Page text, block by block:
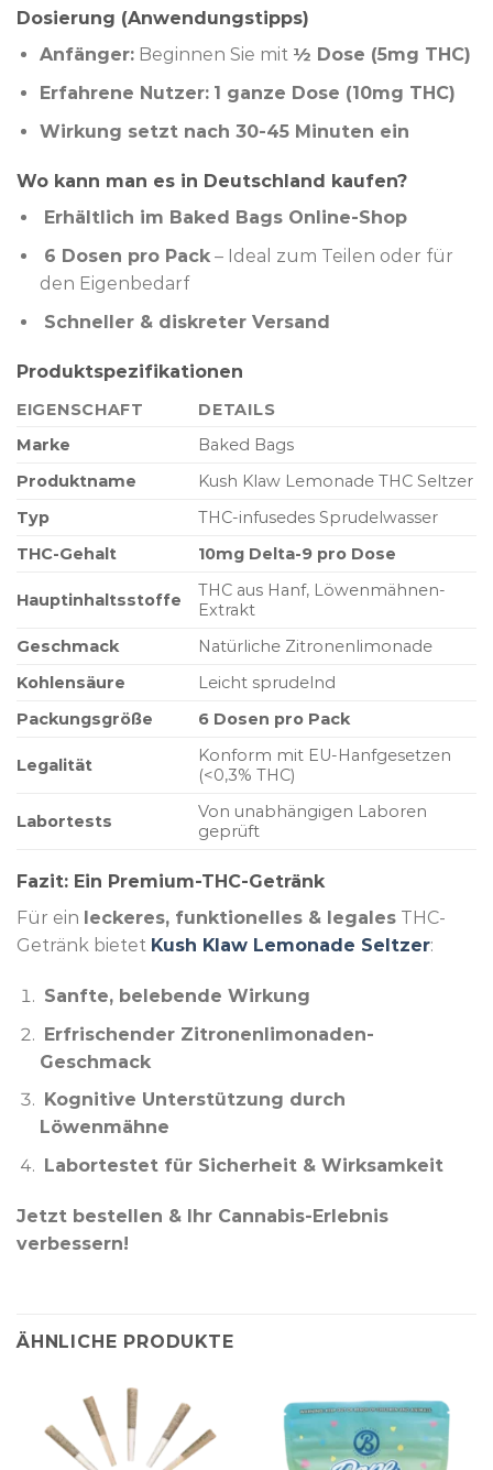
Dosierung (Anwendungstipps)
Anfänger:Beginnen Sie mit ½ Dose (5mg THC)
Erfahrene Nutzer: 1 ganze Dose (10mg THC)
Wirkung setzt nach 30-45 Minuten ein
Wo kann man es in Deutschland kaufen?
Erhältlich im Baked Bags Online-Shop
6 Dosen pro Pack– Ideal zum Teilen oder für
den Eigenbedarf
Schneller & diskreter Versand
Produktspezifikationen
EIGENSCHAFT
DETAILS
Marke
Baked Bags
Produktname
Kush Klaw Lemonade THC Seltzer
Typ
THC-infusedes Sprudelwasser
THC-Gehalt
10mg Delta-9 pro Dose
Hauptinhaltsstoffe
THC aus Hanf, Löwenmähnen-
Extrakt
Geschmack
Natürliche Zitronenlimonade
Kohlensäure
Leicht sprudelnd
Packungsgröße
6 Dosen pro Pack
Legalität
Konform mit EU-Hanfgesetzen
(<0,3% THC)
Labortests
Von unabhängigen Laboren
geprüft
Fazit: Ein Premium-THC-Getränk
Für ein leckeres, funktionelles & legales THC-
Getränk bietet Kush Klaw Lemonade Seltzer:
Sanfte, belebende Wirkung
Erfrischender Zitronenlimonaden-
Geschmack
Kognitive Unterstützung durch
Löwenmähne
Labortestet für Sicherheit & Wirksamkeit
Jetzt bestellen & Ihr Cannabis-Erlebnis
verbessern!
ÄHNLICHE PRODUKTE